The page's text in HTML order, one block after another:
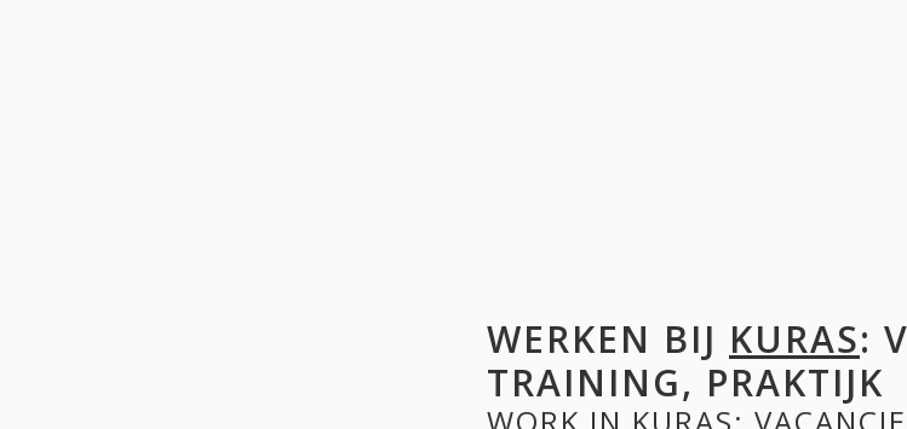
WERKEN BIJ KURAS:
TRAINING, PRAKTIJK